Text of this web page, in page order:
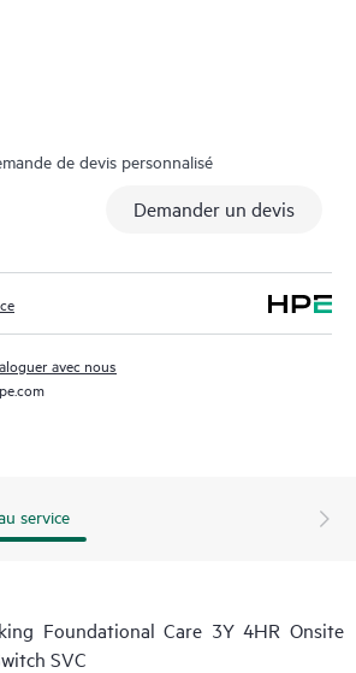
de devis personnalisé
Demander un devis
avec nous
service
Foundational Care 3Y 4HR Onsite
SVC